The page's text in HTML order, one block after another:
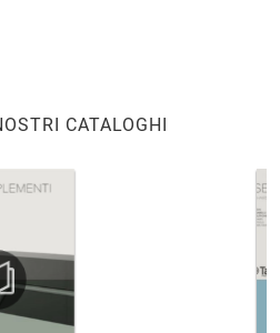
CATALOGHI